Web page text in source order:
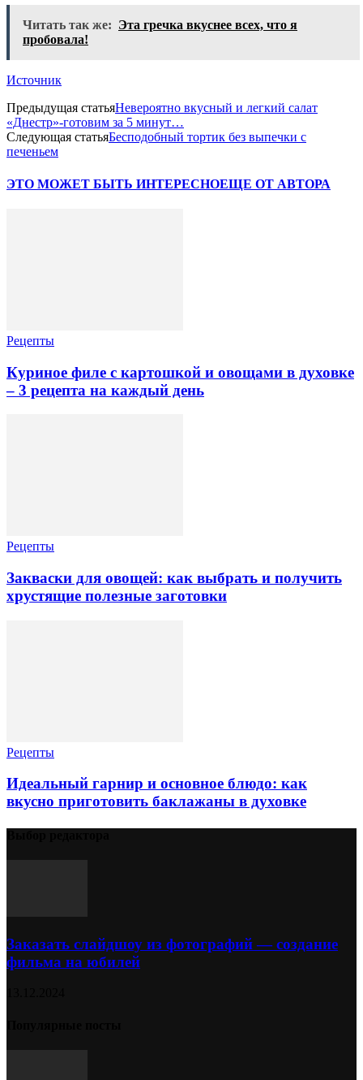
Читать так же: Эта гречка вкуснее всех, что я
пробовала!
Источник
Предыдущая статьяНевероятно вкусный и легкий салат
«Днестр»-готовим за 5 минут…
Следующая статьяБесподобный тортик без выпечки с
печеньем
ЭТО МОЖЕТ БЫТЬ ИНТЕРЕСНОЕЩЕ ОТ АВТОРА
Рецепты
Куриное филе с картошкой и овощами в духовке
– 3 рецепта на каждый день
Рецепты
Закваски для овощей: как выбрать и получить
хрустящие полезные заготовки
Рецепты
Идеальный гарнир и основное блюдо: как
вкусно приготовить баклажаны в духовке
Заказать слайдшоу из фотографий — создание
фильма на юбилей